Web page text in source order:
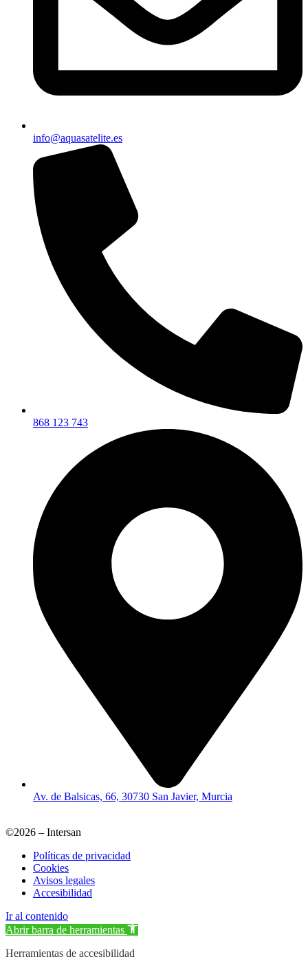
info@aquasatelite.es
868 123 743
Av. de Balsicas, 66, 30730 San Javier, Murcia
©2026 – Intersan
Políticas de privacidad
Cookies
Avisos legales
Accesibilidad
Ir al contenido
Abrir barra de herramientas
Herramientas de accesibilidad